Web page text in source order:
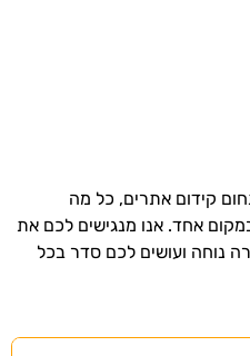
קידום אתרים, כל מה
אחד. אנו מנגישים לכם את
נוחה ועושים לכם סדר בכל